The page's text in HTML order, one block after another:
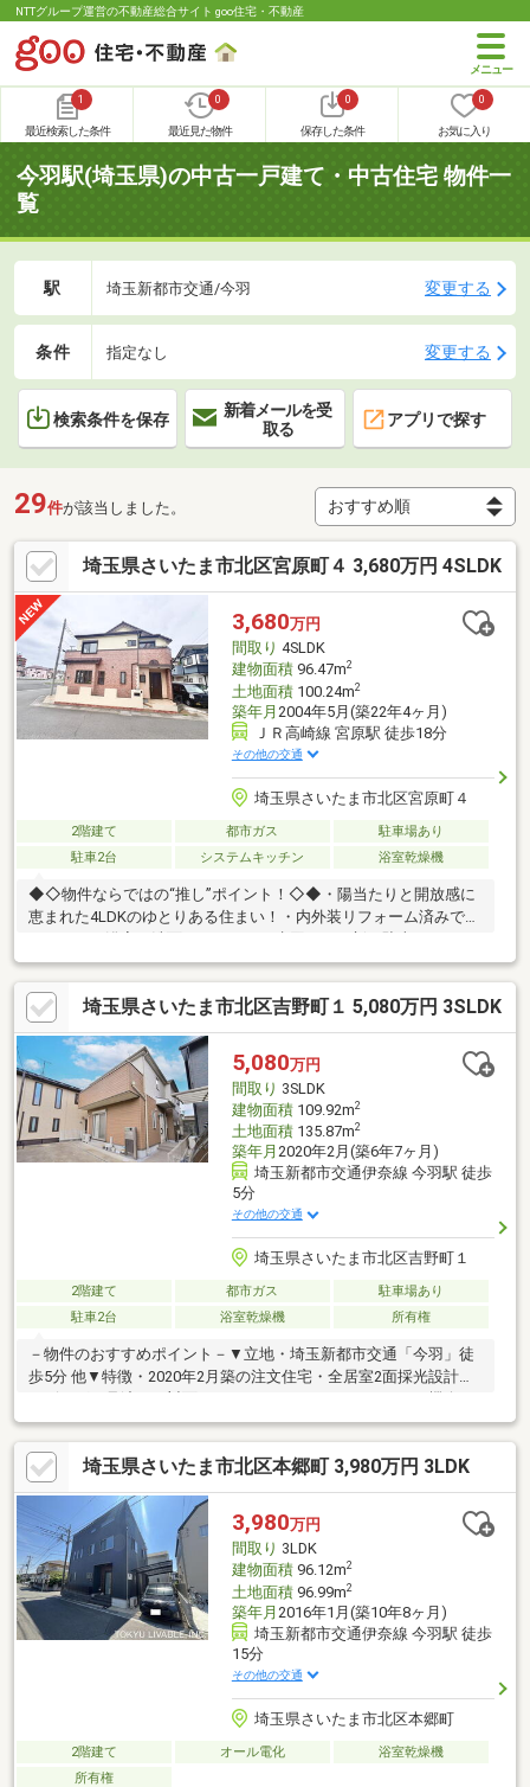
NTTグループ運営の不動産総合サイト goo住宅・不動産
1
最近検索した条件
0
最近見た物件
0
保存した条件
0
お気に入り
今羽駅(埼玉県)の中古一戸建て・中古住宅 物件一
覧
駅 埼玉新都市交通/今羽 変更する
条件 指定なし 変更する
検索条件を保存
新着メールを受
取る
アプリで探す
29件が該当しました。
埼玉県さいたま市北区宮原町４ 3,680万円 4SLDK
3,680万円
間取り 4SLDK
建物面積96.47m2
土地面積100.24m2
築年月 2004年5月(築22年4ヶ月)
ＪＲ高崎線 宮原駅 徒歩18分
その他の交通
埼玉県さいたま市北区宮原町４
2階建て 都市ガス
駐車場あり
駐車2台
システムキッチン 浴室乾燥機
◆◇物件ならではの“推し”ポイント！◇◆・陽当たりと開放感に
恵まれた4LDKのゆとりある住まい！・内外装リフォーム済みで、
台分を確保！・和室を備えた4LDKは、お子様の遊び場や客間など
多目的に活用・陽当たり・開放感・収納力を兼ね備えた、子育て
世帯にもおすすめのリフォーム住宅♪◆◇SCHOOL INFO◇◆・宮
原小学校・・・徒歩6分・宮原中学校・・・徒歩5分◇◆周辺環境
◇◆・ベルクさいたま吉野町店・・・徒歩14分・セブンイレブン
さいたま吉野町1丁目店・・・徒歩15分・ドラッグストアセキ吉
野町店・・・徒歩10分
埼玉県さいたま市北区吉野町１ 5,080万円 3SLDK
5,080万円
間取り 3SLDK
建物面積109.92m2
土地面積135.87m2
築年月 2020年2月(築6年7ヶ月)
埼玉新都市交通伊奈線 今羽駅 徒歩
5分
その他の交通
埼玉県さいたま市北区吉野町１
2階建て 都市ガス
駐車場あり
駐車2台
浴室乾燥機 所有権
－物件のおすすめポイント－▼立地・埼玉新都市交通「今羽」徒
歩5分 他▼特徴・2020年2月築の注文住宅・全居室2面採光設計・
増えるリビング階段・2階の洋室約10.4帖は間仕切りで2部屋に変
更可能(別途要費用)・16×20の広々サイズのユニットバス・パント
リーやFCLにもなる納戸約4帖有▼設備・複層ガラス・断熱性・吸
音性・撥水性・難燃性・防カビ性・シックハウス対策・結露防止
等に優れた断熱材を採用・省令準耐火構造・玄関ドアはカードキ
ー採用▼周辺環境・ジャパンミート卸売市場さいたま北店 徒歩4
分(約300m)
埼玉県さいたま市北区本郷町 3,980万円 3LDK
3,980万円
間取り 3LDK
建物面積96.12m2
土地面積96.99m2
築年月 2016年1月(築10年8ヶ月)
埼玉新都市交通伊奈線 今羽駅 徒歩
15分
その他の交通
埼玉県さいたま市北区本郷町
2階建て オール電化
浴室乾燥機
所有権